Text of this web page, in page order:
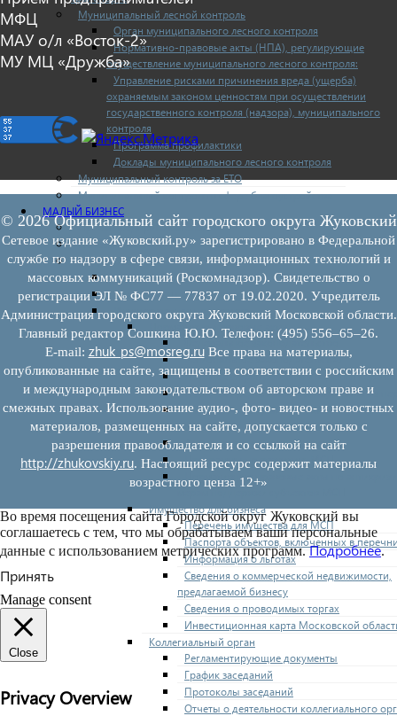
Муниципальный лесной контроль
Орган муниципального лесного контроля
Нормативно-правовые акты (НПА), регулирующие
осуществление муниципального лесного контроля:
Управление рисками причинения вреда (ущерба)
охраняемым законом ценностям при осуществлении
государственного контроля (надзора), муниципального
контроля
Программа профилактики
Доклады муниципального лесного контроля
Муниципальный контроль за ЕТО
Муниципальный контроль в сфере благоустройства
МАЛЫЙ БИЗНЕС
Прием предпринимателей
Новости МСП
Поддержка МСП
Поддержка МСП
Финансовая поддержка
Имущественная поддержка
Нормативно-правовые акты
Федеральное законодательство
Региональное законодательство
Порядок формирования и ведения
Порядок предоставления имущества из
Нормативные правовые акты по
перечней
Административные регламенты
Программы по развитию МСП
Нормативные правовые акты по
мерам поддержки субъектов МСП
Имущество для бизнеса
Перечень имущества для МСП
Паспорта объектов, включенных в
Информация о льготах
Сведения о коммерческой недвижимости,
предлагаемой бизнесу
Сведения о проводимых торгах
Инвестиционная карта Московской
Коллегиальный орган
Регламентирующие документы
График заседаний
Протоколы заседаний
Отчеты о деятельности коллегиального
МФЦ
МАУ о/л «Восток-2»
МУ МЦ «Дружба»
© 2026 Официальный сайт городского округа Жуковский
Сетевое издание «Жуковский.ру» зарегистрировано в Федеральной
службе по надзору в сфере связи, информационных технологий и
массовых коммуникаций (Роскомнадзор). Свидетельство о
регистрации ЭЛ № ФС77 — 77837 от 19.02.2020. Учредитель
Администрация городского округа Жуковский Московской области.
Главный редактор Сошкина Ю.Ю. Телефон: (495) 556–65–26.
E‑mail: zhuk_ps@mosreg.ruВсе права на материалы,
опубликованные на сайте, защищены в соответствии с российским
и международным законодательством об авторском праве и
смежных правах. Использование аудио-, фото- видео- и новостных
материалов, размещенных на сайте, допускается только с
разрешения правообладателя и со ссылкой на сайт
http://zhukovskiy.ru. Настоящий ресурс содержит материалы
возрастного ценза 12+»
Во время посещения сайта Городской округ Жуковский вы
соглашаетесь с тем, что мы обрабатываем ваши персональные
данные с использованием метрических программ.Подробнее.
Принять
Manage consent
Close
Privacy Overview